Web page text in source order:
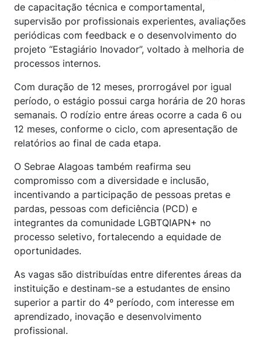
de capacitação técnica e comportamental,
supervisão por profissionais experientes, avaliações
periódicas com feedback e o desenvolvimento do
projeto “Estagiário Inovador”, voltado à melhoria de
processos internos.
Com duração de 12 meses, prorrogável por igual
período, o estágio possui carga horária de 20 horas
semanais. O rodízio entre áreas ocorre a cada 6 ou
12 meses, conforme o ciclo, com apresentação de
relatórios ao final de cada etapa.
O Sebrae Alagoas também reafirma seu
compromisso com a diversidade e inclusão,
incentivando a participação de pessoas pretas e
pardas, pessoas com deficiência (PCD) e
integrantes da comunidade LGBTQIAPN+ no
processo seletivo, fortalecendo a equidade de
oportunidades.
As vagas são distribuídas entre diferentes áreas da
instituição e destinam-se a estudantes de ensino
superior a partir do 4º período, com interesse em
aprendizado, inovação e desenvolvimento
profissional.